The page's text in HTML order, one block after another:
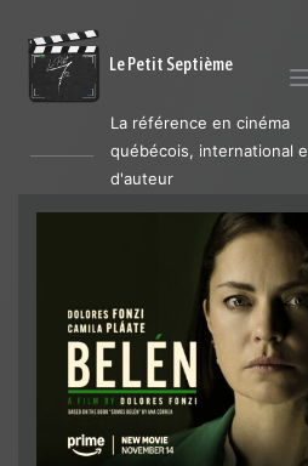
Le Petit Septième
La référence en cinéma
québécois, international
d'auteur